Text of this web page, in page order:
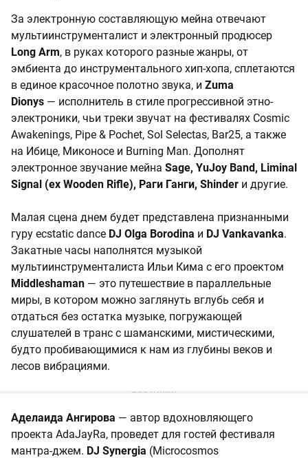
За электронную составляющую мейна отвечают
мультиинструменталист и электронный продюсер
Long Arm, в руках которого разные жанры, от
эмбиента до инструментального хип-хопа, сплетаются
в единое красочное полотно звука, и Zuma
Dionys — исполнитель в стиле прогрессивной этно-
электроники, чьи треки звучат на фестивалях Cosmic
Awakenings, Pipe & Pochet, Sol Selectas, Bar25, а также
на Ибице, Миконосе и Burning Man. Дополнят
электронное звучание мейна Sage, YuJoy Band, Liminal
Signal (ex Wooden Rifle), Раги Ганги, Shinder и другие.
Малая сцена днем будет представлена признанными
гуру ecstatic dance DJ Olga Borodina и DJ Vankavanka.
Закатные часы наполнятся музыкой
мультиинструменталиста Ильи Кима с его проектом
Middleshaman — это путешествие в параллельные
миры, в котором можно заглянуть вглубь себя и
отдаться без остатка музыке, погружающей
слушателей в транс с шаманскими, мистическими,
будто пробивающимися к нам из глубины веков и
лесов вибрациями.
Аделаида Ангирова — автор вдохновляющего
проекта AdaJayRa, проведет для гостей фестиваля
мантра-джем. DJ Synergia (Microcosmos